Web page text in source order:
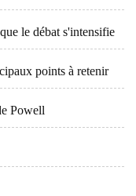
le débat s'intensifie
points à retenir
Powell